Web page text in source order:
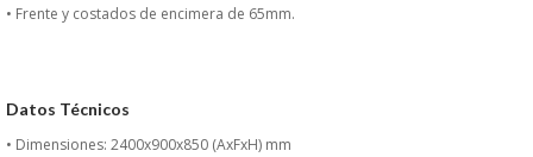
PRODUCTOS EN OFERTAS
COMPLEMENTOS DE BA�O
• Frente y costados de encimera de 65mm.
Datos Técnicos
• Dimensiones: 2400x900x850 (AxFxH) mm